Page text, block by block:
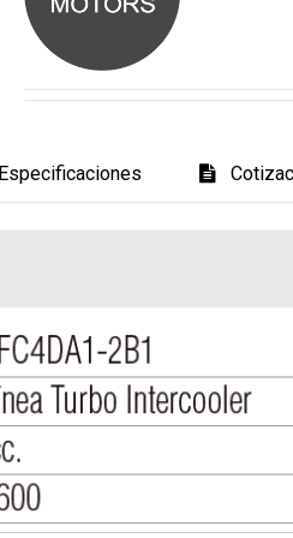
Especificaciones